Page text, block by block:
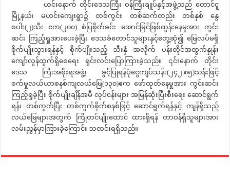
ယင်းနောက် တိုင်းဒေသကြီး ဝန်ကြီးချုပ်နှင့်အဖွဲ့သည် တောင်ငူ
မြို့နယ်၊ မဟင်းကျေးရွာ၌ တစ်ကွင်း တစ်ဆက်တည်း တစ်နှစ် နွေ
စပါး(၂)သီး ဧက(၂၀၀) စံပြစိုက်ခင်း အောင်မြင်ဖြစ်ထွန်းနေမှုအား ကွင်း
ဆင်း ကြည့်ရှုအားပေးခဲ့ပြီး ဒေသခံတောင်သူများနှင့်တွေ့ဆုံ၍ မြေလပ်မရှိ
စိုက်ပျိုးသွားရန်နှင့် စိုက်ပျိုးသည့် သီးနှံ အလိုက် ပန်းတိုင်အထွက်နှုန်း
ကျော်လွန်ထွက်ရှိစေရေး ရှင်းလင်းပြောကြားခဲ့သည်။ ၎င်းနောက် တိုင်း
ဒေသ ကြီးအစိုးရအဖွဲ့၊ ခွင့်ပြုရန်ပုံငွေကျပ်သန်း(၂၄၂.၈၅)သန်းဖြင့်
စက်မှုလယ်ယာစနစ်ကျလယ်မြေ(၁၃၀)ဧက ဖော်ထုတ်နေမှုအား ကွင်းဆင်း
ကြည့်ရှုခဲ့ပြီး စိုက်ပျိုးချိန်အမီ လုပ်ငန်းများ အမြန်ဆုံးပြီးစီးရေး ဆောင်ရွက်
ရန်၊ တစ်ကွက်ပြီး တစ်ကွက်စိုက်စနစ်ဖြင့် ဆောင်ရွက်ရန်နှင့် ကျန်ရှိသည့်
လယ်မြေများအတွက် ကြိုတင်ပျိုးထောင် ထားရှိရန် တာဝန်ရှိသူများအား
လမ်းညွှန်မှာကြားခဲ့ကြောင်း သတင်းရရှိသည်။